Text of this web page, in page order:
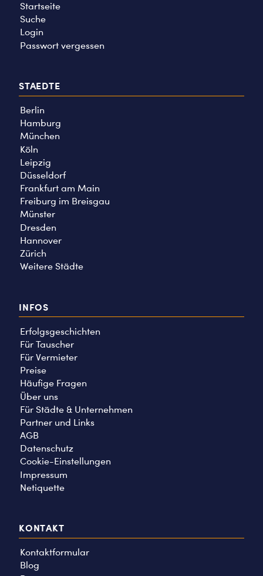
Startseite
Suche
Login
Passwort vergessen
STAEDTE
Berlin
Hamburg
München
Köln
Leipzig
Düsseldorf
Frankfurt am Main
Freiburg im Breisgau
Münster
Dresden
Hannover
Zürich
Weitere Städte
INFOS
Erfolgsgeschichten
Für Tauscher
Für Vermieter
Preise
Häufige Fragen
Über uns
Für Städte & Unternehmen
Partner und Links
AGB
Datenschutz
Cookie-Einstellungen
Impressum
Netiquette
KONTAKT
Kontaktformular
Blog